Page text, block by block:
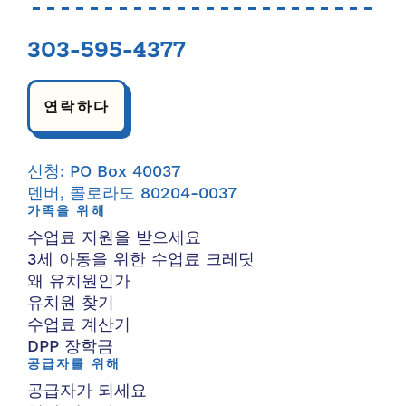
303-595-4377
연락하다
신청: PO Box 40037
덴버, 콜로라도 80204-0037
가족을 위해
수업료 지원을 받으세요
3세 아동을 위한 수업료 크레딧
왜 유치원인가
유치원 찾기
수업료 계산기
DPP 장학금
공급자를 위해
공급자가 되세요